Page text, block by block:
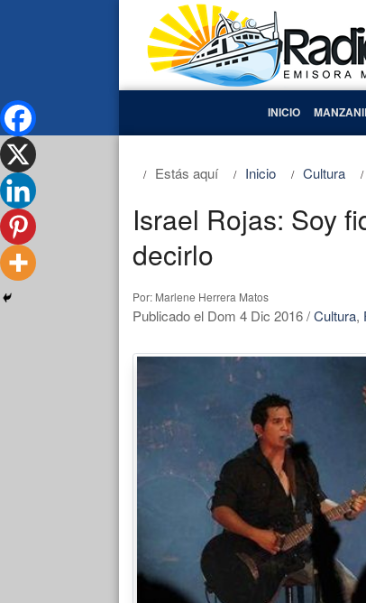
INICIO
Estás aquí Inicio Cultura
Israel Rojas: Soy
decirlo
Por: Marlene Herrera Matos
Publicado el Dom 4 Dic 2016/Cultura,